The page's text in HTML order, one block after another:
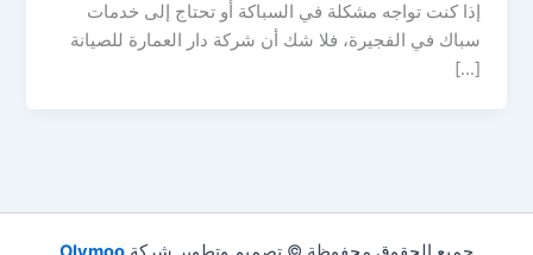
إذا كنت تواجه مشكلة في السباكة أو تحتاج إلى خدمات
سباك في الفجيرة، فلا شك أن شركة دار العمارة للصيانة
[…]